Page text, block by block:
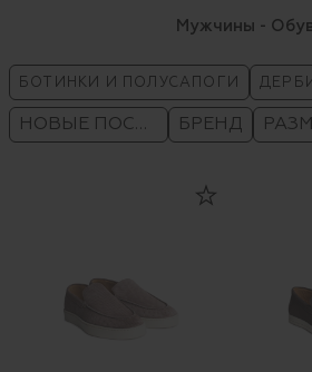
Мужчины -
БОТИНКИ И ПОЛУСАПОГИ
НОВЫЕ ПОСТУПЛЕНИЯ БРЕНД